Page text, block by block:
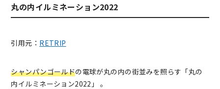
丸の内イルミネーション2022
引用元： RETRIP
シャンパンゴールドの電球が丸の内の街並みを照らす「丸の
内イルミネーション2022」
。